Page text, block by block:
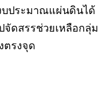
บประมาณแผ่นดินได้
จัดสรรช่วยเหลือกลุ่ม
ตรงจุด